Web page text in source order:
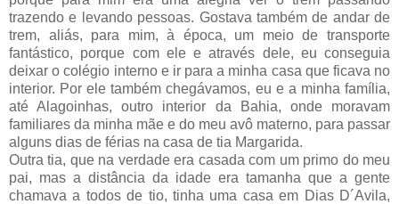
trazendo e levando pessoas. Gostava também de andar de
trem, aliás, para mim, à época, um meio de transporte
fantástico, porque com ele e através dele, eu conseguia
deixar o colégio interno e ir para a minha casa que ficava no
interior. Por ele também chegávamos, eu e a minha família,
até Alagoinhas, outro interior da Bahia, onde moravam
familiares da minha mãe e do meu avô materno, para passar
alguns dias de férias na casa de tia Margarida.
Outra tia, que na verdade era casada com um primo do meu
pai, mas a distância da idade era tamanha que a gente
chamava a todos de tio, tinha uma casa em Dias D´Avila,